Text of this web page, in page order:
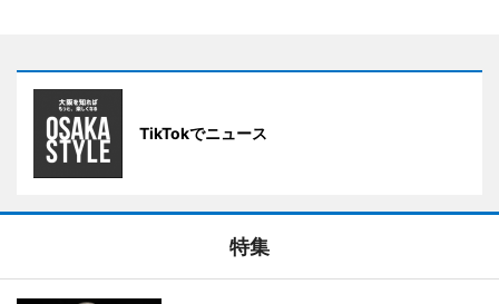
TikTokでニュース
特集